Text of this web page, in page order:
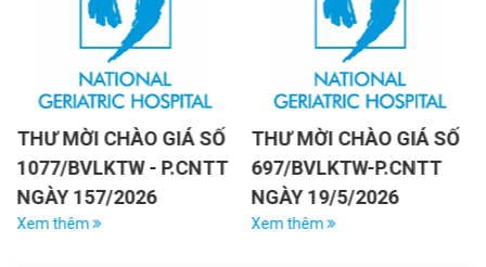
THƯ MỜI CHÀO GIÁ SỐ
1077/BVLKTW - P.CNTT
NGÀY 157/2026
Xem thêm
THƯ MỜI CHÀO GIÁ SỐ
697/BVLKTW-P.CNTT
NGÀY 19/5/2026
Xem thêm